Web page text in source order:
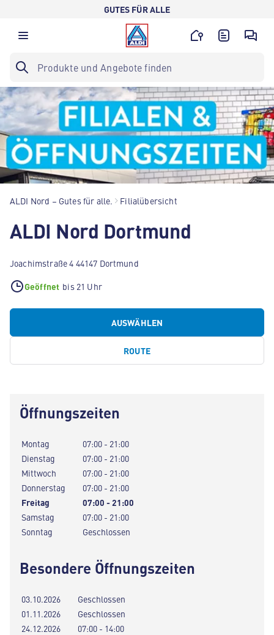
GUTES FÜR ALLE
ALDI Nord – Gutes für alle. Filialübersicht
ALDI Nord Dortmund
Joachimstraße 4 44147 Dortmund
Geöffnet bis 21 Uhr
AUSWÄHLEN
ROUTE
Öffnungszeiten
Montag
07:00 - 21:00
Dienstag
07:00 - 21:00
Mittwoch
07:00 - 21:00
Donnerstag
07:00 - 21:00
Freitag
07:00 - 21:00
Samstag
07:00 - 21:00
Sonntag
Geschlossen
Besondere Öffnungszeiten
03.10.2026
Geschlossen
01.11.2026
Geschlossen
24.12.2026
07:00 - 14:00